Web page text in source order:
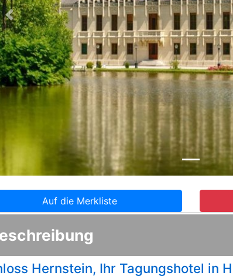
Zurück
Auf die Merkliste
Hernstein, Ihr Tagungshotel in